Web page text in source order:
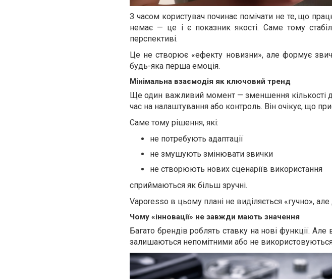
З часом користувач починає помічати не те, що
немає — це і є показник якості. Саме тому
перспективі.
Це не створює «ефекту новизни», але формує
будь-яка перша емоція.
Мінімальна взаємодія як ключовий тренд
Ще один важливий момент — зменшення кількості
час на налаштування або контроль. Він очікує, що
Саме тому рішення, які:
не потребують адаптації
не змушують змінювати звички
не створюють нових сценаріїв використання
сприймаються як більш зручні.
Vaporesso в цьому плані не виділяється «гучно»,
Чому «інновації» не завжди мають значення
Багато брендів роблять ставку на нові функції.
залишаються непомітними або не використовуються